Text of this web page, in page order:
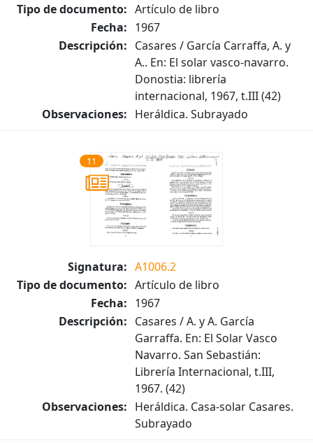
Tipo de documento: Artículo de libro
Fecha: 1967
Descripción: Casares / García Carraffa, A. y
A.. En: El solar vasco-navarro.
Donostia: librería
internacional, 1967, t.III (42)
Observaciones: Heráldica. Subrayado
11
Signatura: A1006.2
Tipo de documento: Artículo de libro
Fecha: 1967
Descripción: Casares / A. y A. García
Garraffa. En: El Solar Vasco
Navarro. San Sebastián:
Librería Internacional, t.III,
1967. (42)
Observaciones: Heráldica. Casa-solar Casares.
Subrayado